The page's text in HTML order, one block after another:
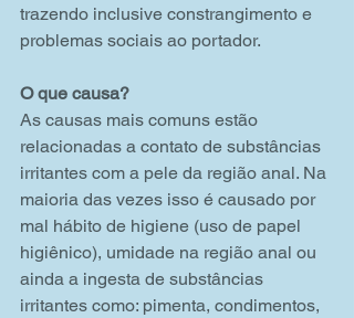
trazendo inclusive constrangimento e
problemas sociais ao portador.
O que causa?
As causas mais comuns estão
relacionadas a contato de substâncias
irritantes com a pele da região anal. Na
maioria das vezes isso é causado por
mal hábito de higiene (uso de papel
higiênico), umidade na região anal ou
ainda a ingesta de substâncias
irritantes como: pimenta, condimentos,